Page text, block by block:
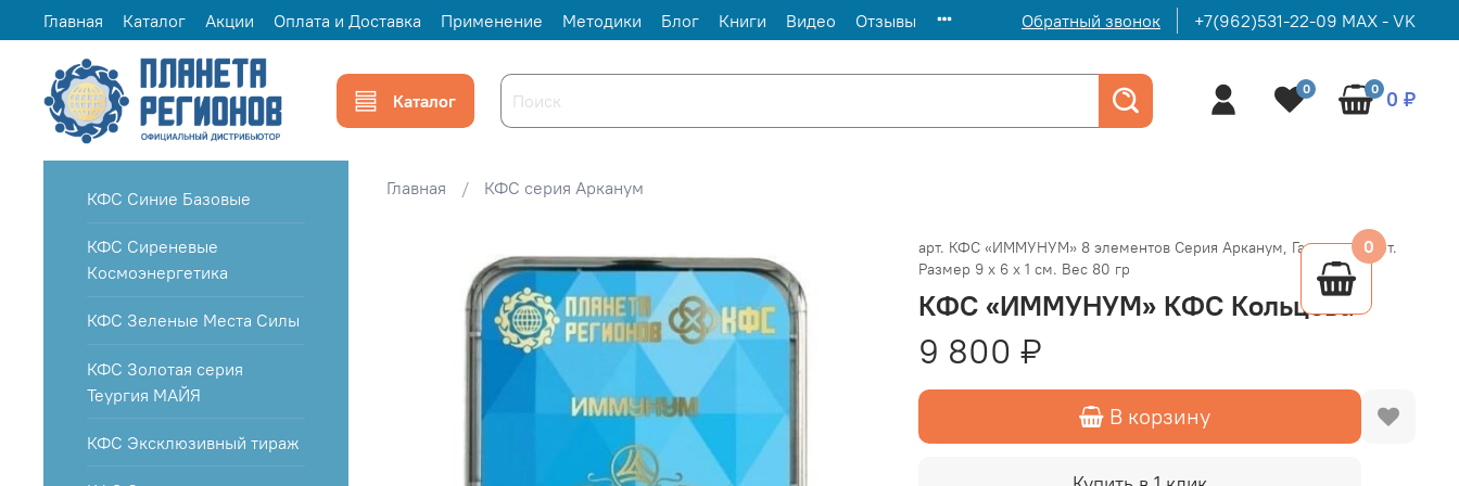
Главная Каталог Акции Оплата и Доставка Применение Методики Блог Книги Видео Отзывы Обратный звонок +7(962)531-22-09 MAX - VK
Каталог
0 0 0 ₽
Главная КФС серия Арканум
арт. КФС «ИММУНУМ» 8 элементов Серия Арканум, Гарантия 5 лет.
Размер 9 х 6 х 1 см. Вес 80 гр
КФС «ИММУНУМ» КФС Кольцова
9 800 ₽
В корзину
КФС Синие Базовые
КФС Сиреневые
Космоэнергетика
КФС Зеленые Места Силы
КФС Золотая серия
Теургия МАЙЯ
КФС Эксклюзивный тираж
0